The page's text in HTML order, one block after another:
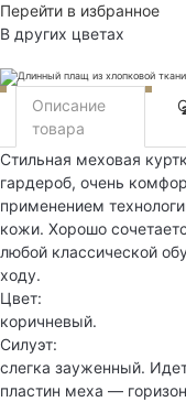
Перейти в избранное
В других цветах
Описание
товара
Стильная меховая
гардероб, очень
применением
кожи. Хорошо
любой классической
ходу.
Цвет:
коричневый.
Силуэт:
слегка зауженный.
пластин меха —